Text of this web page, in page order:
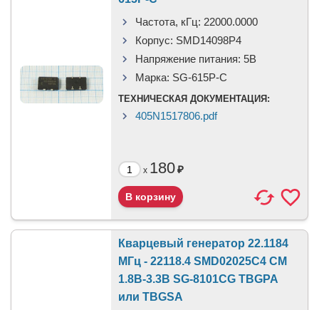
Частота, кГц: 22000.0000
Корпус: SMD14098P4
Напряжение питания: 5В
Марка: SG-615P-C
ТЕХНИЧЕСКАЯ ДОКУМЕНТАЦИЯ:
405N1517806.pdf
x 180₽
Кварцевый генератор 22.1184
МГц - 22118.4 SMD02025C4 CM
1.8В-3.3В SG-8101CG TBGPA
или TBGSA